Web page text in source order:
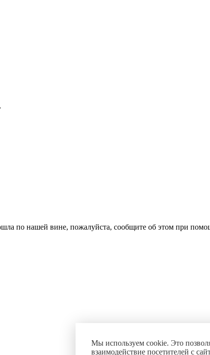
по нашей вине, пожалуйста, сообщите об этом при
Мы используем cookie. Это
взаимодействие посетителей с